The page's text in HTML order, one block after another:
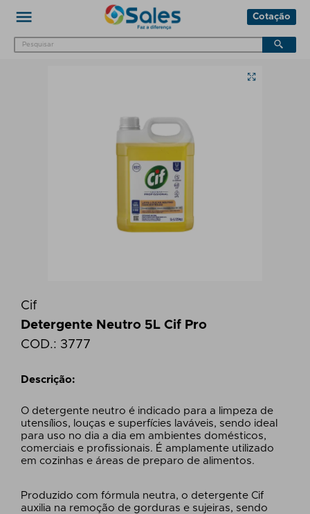
Cotação
Cif
Detergente Neutro 5L Cif Pro
COD.: 3777
Descrição:
O detergente neutro é indicado para a limpeza de
utensílios, louças e superfícies laváveis, sendo ideal
para uso no dia a dia em ambientes domésticos,
comerciais e profissionais. É amplamente utilizado
em cozinhas e áreas de preparo de alimentos.
Produzido com fórmula neutra, o detergente Cif
auxilia na remoção de gorduras e sujeiras, sendo